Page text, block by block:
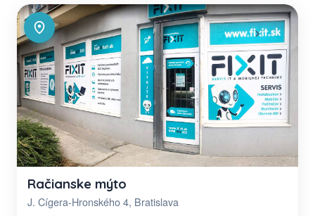
Račianske mýto
J. Cígera-Hronského 4, Bratislava